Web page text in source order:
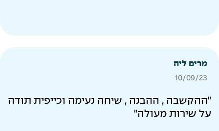
מרים ליה
10/09/23
"ההקשבה , ההבנה , שיחה נעימה וכייפית תודה
על שירות מעולה"